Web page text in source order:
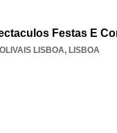
Festas E
LISBOA, LISBOA